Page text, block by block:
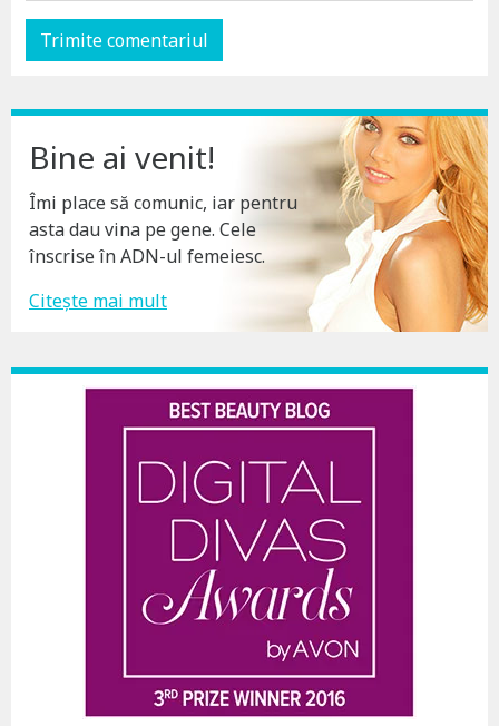
Bine ai venit!
Îmi place să comunic, iar pentru
asta dau vina pe gene. Cele
înscrise în ADN-ul femeiesc.
Citește mai mult